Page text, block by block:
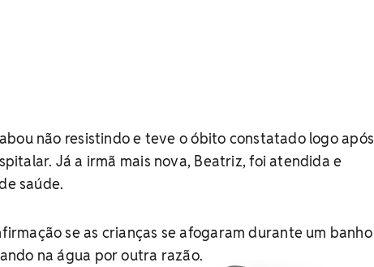
não resistindo e teve o óbito constatado logo após
Já a irmã mais nova, Beatriz, foi atendida e
saúde.
se as crianças se afogaram durante um banho
na água por outra razão.